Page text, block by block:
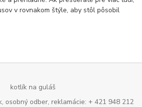
v rovnakom štýle, aby stôl pôsobil
kotlík na guláš
osobný odber, reklamácie: + 421 948 212